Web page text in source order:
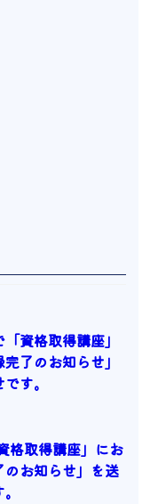
資格取得講座」
了のお知らせ」
す。
格取得講座」にお
お知らせ」を送